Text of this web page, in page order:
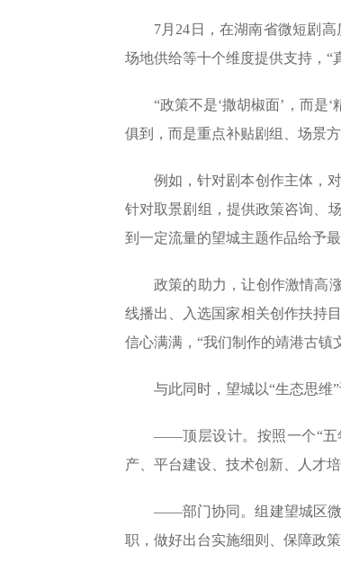
7月24日，在湖南省微短剧
场地供给等十个维度提供支持，“
“政策不是‘撒胡椒面’，而是
俱到，而是重点补贴剧组、场景
例如，针对剧本创作主体，
针对取景剧组，提供政策咨询、
到一定流量的望城主题作品给予
政策的助力，让创作激情高
线播出、入选国家相关创作扶持
信心满满，“我们制作的靖港古镇
与此同时，望城以“生态思维
——顶层设计。按照一个“五
产、平台建设、技术创新、人才培
——部门协同。组建望城区微
职，做好出台实施细则、保障政